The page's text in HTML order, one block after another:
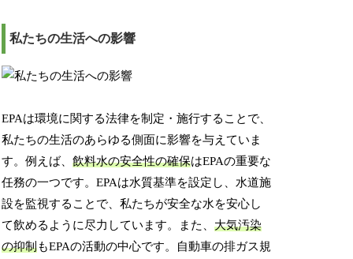
私たちの生活への影響
EPAは環境に関する法律を制定・施行することで、
私たちの生活のあらゆる側面に影響を与えていま
す。例えば、飲料水の安全性の確保はEPAの重要な
任務の一つです。EPAは水質基準を設定し、水道施
設を監視することで、私たちが安全な水を安心し
て飲めるように尽力しています。また、大気汚染
の抑制もEPAの活動の中心です。自動車の排ガス規